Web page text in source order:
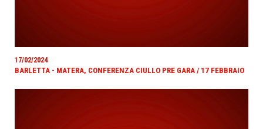
17/02/2024
BARLETTA - MATERA, CONFERENZA CIULLO PRE GARA / 17 FEBBRAIO